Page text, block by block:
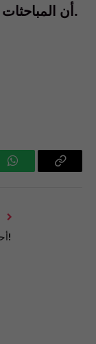
أن المباحثات ما زالت مستمرة في الوقت الراهن.
WhatsAppCopy
أحمد والزلزال!